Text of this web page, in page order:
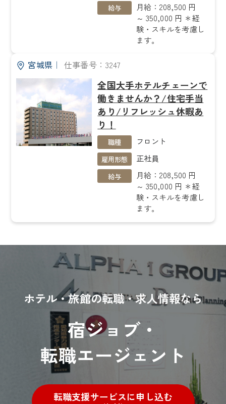
給与
月給：208,500 円
～ 350,000 円 ＊経
験・スキルを考慮し
ます。
宮城県｜ 仕事番号：3247
全国大手ホテルチェーンで
働きませんか？/住宅手当
あり/リフレッシュ休暇あ
り！
職種 フロント
雇用形態 正社員
給与
月給：208,500 円
～ 350,000 円 ＊経
験・スキルを考慮し
ます。
ホテル・旅館の転職・求人情報なら
宿ジョブ・
転職エージェント
転職支援サービスに申し込む